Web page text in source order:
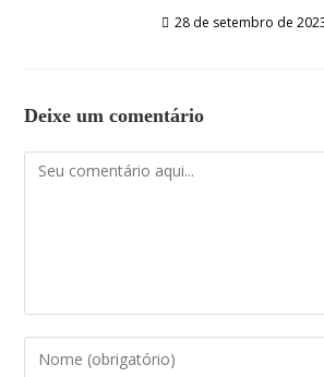
28 de setembro de
Deixe um comentário